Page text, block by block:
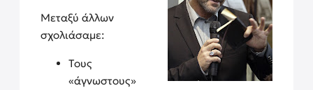
Μεταξύ άλλων
σχολιάσαμε:
Τους
«άγνωστους»